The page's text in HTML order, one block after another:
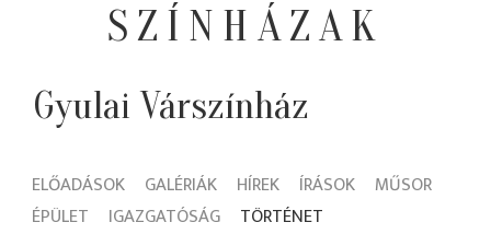
SZÍNHÁZAK
Gyulai Várszínház
ELŐADÁSOK GALÉRIÁK HÍREK ÍRÁSOK
MŰSOR
ÉPÜLET
IGAZGATÓSÁG TÖRTÉNET